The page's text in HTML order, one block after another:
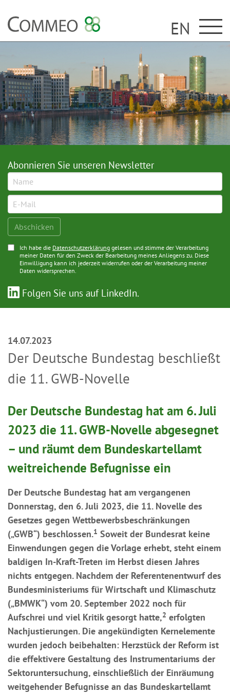
EN
Abonnieren Sie unseren Newsletter
Ich habe die Datenschutzerklärung gelesen und stimme der Verarbeitung
meiner Daten für den Zweck der Bearbeitung meines Anliegens zu. Diese
Einwilligung kann ich jederzeit widerrufen oder der Verarbeitung meiner
Daten widersprechen.
Folgen Sie uns auf LinkedIn.
14.07.2023
Der Deutsche Bundestag beschließt
die 11. GWB-Novelle
Der Deutsche Bundestag hat am 6. Juli
2023 die 11. GWB-Novelle abgesegnet
– und räumt dem Bundeskartellamt
weitreichende Befugnisse ein
Der Deutsche Bundestag hat am vergangenen
Donnerstag, den 6. Juli 2023, die 11. Novelle des
Gesetzes gegen Wettbewerbsbeschränkungen
(„GWB“) beschlossen.1 Soweit der Bundesrat keine
Einwendungen gegen die Vorlage erhebt, steht einem
baldigen In-Kraft-Treten im Herbst diesen Jahres
nichts entgegen. Nachdem der Referentenentwurf des
Bundesministeriums für Wirtschaft und Klimaschutz
(„BMWK“) vom 20. September 2022 noch für
Aufschrei und viel Kritik gesorgt hatte,2 erfolgten
Nachjustierungen. Die angekündigten Kernelemente
wurden jedoch beibehalten: Herzstück der Reform ist
die effektivere Gestaltung des Instrumentariums der
Sektoruntersuchung, einschließlich der Einräumung
weitgehender Befugnisse an das Bundeskartellamt